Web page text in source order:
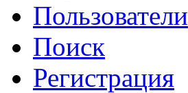
Пользователи
Поиск
Регистрация